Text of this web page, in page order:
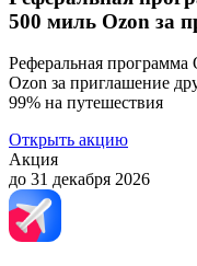
500 миль Ozon за
Реферальная
Ozon за приглашение
99% на путешествия
Открыть акцию
Акция
до 31 декабря 2026